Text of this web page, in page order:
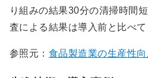
り組みの結果30分の清掃時間
査による結果は導入前と比べて
参照元： 食品製造業の生産性